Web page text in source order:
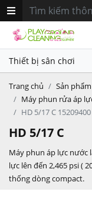
Thiết bị sân chơi
Trang chủ Sản
Máy phun rửa áp
HD 5/17 C 15209400
HD 5/17 C
Máy phun áp lực nước
lực lên đến 2,465 psi (
thống dòng compact.